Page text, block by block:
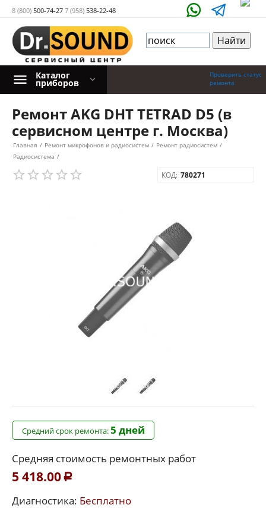
8 (800) 500-74-27 7 (958) 538-22-48
Проверить статус
ремонта
Каталог
приборов
Ремонт AKG DHT TETRAD D5 (в
сервисном центре г. Москва)
Главная / Ремонт микрофонов и радиосистем / Ремонт радиосистем /
Радиосистема /
КОД: 780271
Средний срок ремонта:5 дней
Средняя стоимость ремонтных работ
5 418.00 Р
Диагностика: Бесплатно